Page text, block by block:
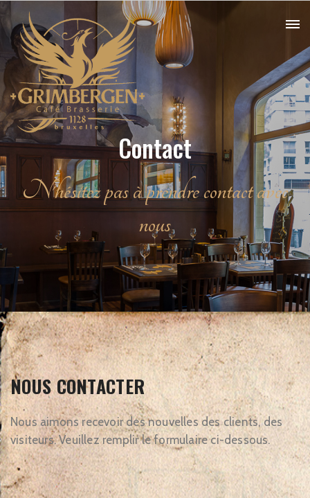
Contact
N'hésitez pas à prendre contact avec
nous
NOUS CONTACTER
Nous aimons recevoir des nouvelles des clients, des
visiteurs. Veuillez remplir le formulaire ci-dessous.